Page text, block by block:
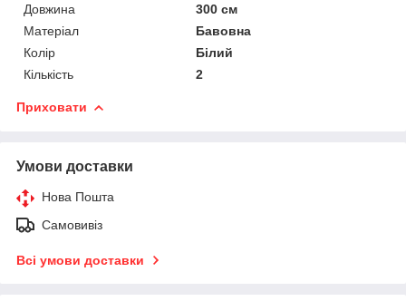
Довжина
300 см
Матеріал
Бавовна
Колір
Білий
Кількість
2
Приховати
Умови доставки
Нова Пошта
Самовивіз
Всі умови доставки